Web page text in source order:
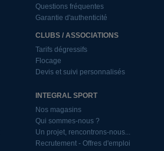
Questions fréquentes
Garantie d'authenticité
CLUBS / ASSOCIATIONS
Tarifs dégressifs
Flocage
Devis et suivi personnalisés
INTEGRAL SPORT
Nos magasins
Qui sommes-nous ?
Un projet, rencontrons-nous...
Recrutement - Offres d'emploi